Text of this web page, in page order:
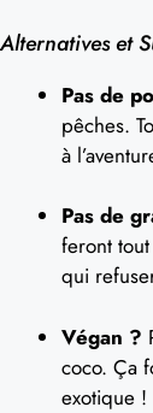
Alternatives et
Pas de
pêches.
à
Pas de
feront
qui
Végan ?
coco. Ça
exotique !